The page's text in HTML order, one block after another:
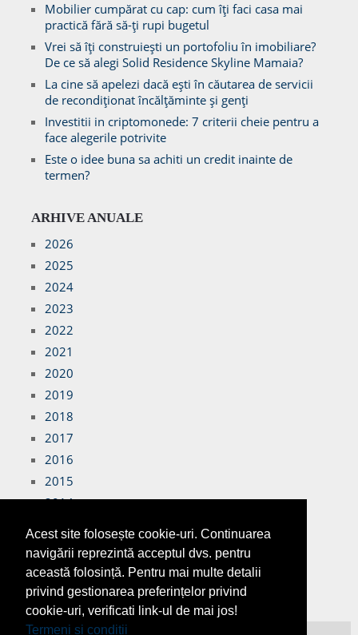
Acest site folosește cookie-uri. Continuarea
navigării reprezintă acceptul dvs. pentru
această folosință. Pentru mai multe detalii
privind gestionarea preferințelor privind
cookie-uri, verificati link-ul de mai jos!
Termeni si conditii
Mobilier cumpărat cu cap: cum îți faci casa mai
practică fără să-ți rupi bugetul
Vrei să îți construiești un portofoliu în imobiliare?
De ce să alegi Solid Residence Skyline Mamaia?
La cine să apelezi dacă ești în căutarea de servicii
de recondiționat încălțăminte și genți
Investitii in criptomonede: 7 criterii cheie pentru a
face alegerile potrivite
Este o idee buna sa achiti un credit inainte de
termen?
ARHIVE ANUALE
2026
2025
2024
2023
2022
2021
2020
2019
2018
2017
2016
2015
2014
2012